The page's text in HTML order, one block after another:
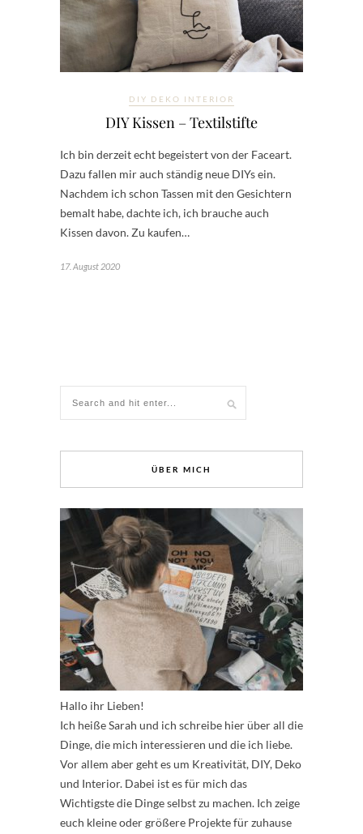
DIY DEKO INTERIOR
DIY Kissen – Textilstifte
Ich bin derzeit echt begeistert von der Faceart.
Dazu fallen mir auch ständig neue DIYs ein.
Nachdem ich schon Tassen mit den Gesichtern
bemalt habe, dachte ich, ich brauche auch
Kissen davon. Zu kaufen…
17. August 2020
ÜBER MICH
Hallo ihr Lieben!
Ich heiße Sarah und ich schreibe hier über all die
Dinge, die mich interessieren und die ich liebe.
Vor allem aber geht es um Kreativität, DIY, Deko
und Interior. Dabei ist es für mich das
Wichtigste die Dinge selbst zu machen. Ich zeige
euch kleine oder größere Projekte für zuhause